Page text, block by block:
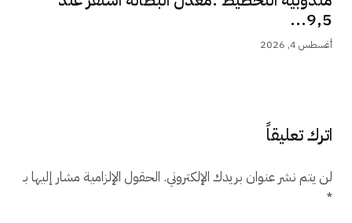
9,5...
أغسطس 4, 2026
اترك تعليقاً
لن يتم نشر عنوان بريدك الإلكتروني. الحقول الإلزامية مشار إليها بـ
*